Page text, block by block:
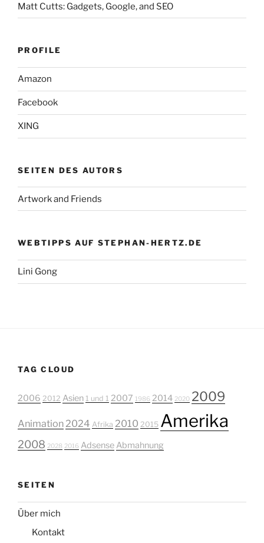
Matt Cutts: Gadgets, Google, and SEO
PROFILE
Amazon
Facebook
XING
SEITEN DES AUTORS
Artwork and Friends
WEBTIPPS AUF STEPHAN-HERTZ.DE
Lini Gong
TAG CLOUD
2006 2012 Asien 1 und 1 2007 1986 2014 2020 2009
Animation 2024 Afrika 2010 2015 Amerika
2008 2028 2016 Adsense Abmahnung
SEITEN
Über mich
Kontakt